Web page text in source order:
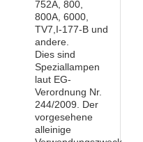
752A, 800,
800A, 6000,
TV7,I-177-B und
andere.
Dies sind
Speziallampen
laut EG-
Verordnung Nr.
244/2009. Der
vorgesehene
alleinige